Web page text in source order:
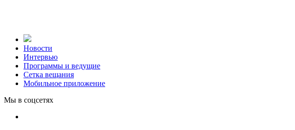
Новости
Интервью
Программы и ведущие
Сетка вещания
Мобильное приложение
Мы в соцсетях